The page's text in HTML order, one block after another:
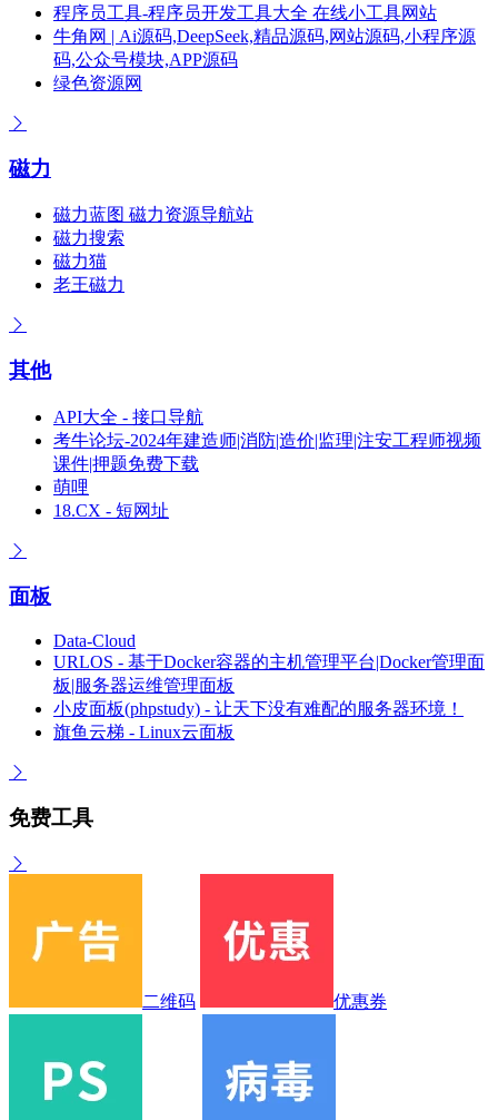
程序员工具-程序员开发工具大全 在线小工具网站
牛角网 | Ai源码,DeepSeek,精品源码,网站源码,小程序源
码,公众号模块,APP源码
绿色资源网
磁力
磁力蓝图 磁力资源导航站
磁力搜索
磁力猫
老王磁力
其他
API大全 - 接口导航
考牛论坛-2024年建造师|消防|造价|监理|注安工程师视频
课件|押题免费下载
萌哩
18.CX - 短网址
面板
Data-Cloud
URLOS - 基于Docker容器的主机管理平台|Docker管理面
板|服务器运维管理面板
小皮面板(phpstudy) - 让天下没有难配的服务器环境！
旗鱼云梯 - Linux云面板
免费工具
二维码 优惠券